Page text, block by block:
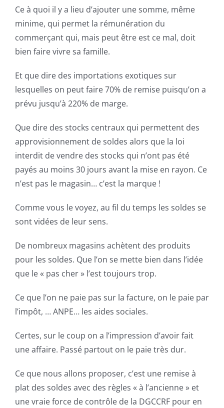
Ce à quoi il y a lieu d’ajouter une somme, même
minime, qui permet la rémunération du
commerçant qui, mais peut être est ce mal, doit
bien faire vivre sa famille.
Et que dire des importations exotiques sur
lesquelles on peut faire 70% de remise puisqu’on a
prévu jusqu’à 220% de marge.
Que dire des stocks centraux qui permettent des
approvisionnement de soldes alors que la loi
interdit de vendre des stocks qui n’ont pas été
payés au moins 30 jours avant la mise en rayon. Ce
n’est pas le magasin… c’est la marque !
Comme vous le voyez, au fil du temps les soldes se
sont vidées de leur sens.
De nombreux magasins achètent des produits
pour les soldes. Que l’on se mette bien dans l’idée
que le « pas cher » l’est toujours trop.
Ce que l’on ne paie pas sur la facture, on le paie par
l’impôt, … ANPE… les aides sociales.
Certes, sur le coup on a l’impression d’avoir fait
une affaire. Passé partout on le paie très dur.
Ce que nous allons proposer, c’est une remise à
plat des soldes avec des règles « à l’ancienne » et
une vraie force de contrôle de la DGCCRF pour en